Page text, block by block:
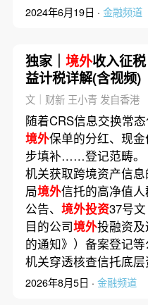
2024年6月19日 · 金融频道
独家｜ 境外收入征
益计税详解(含视频)
文｜财新 王小青 发自香港
随着CRS信息交换常
境外保单的分红、现
步填补……登记范畴。
机关获取跨境资产信
局境外信托的高净值
公告、 境外投资37号
目的公司境外投融资及
的通知》）备案登记
机关穿透核查信托底
2026年8月5日 · 金融频道